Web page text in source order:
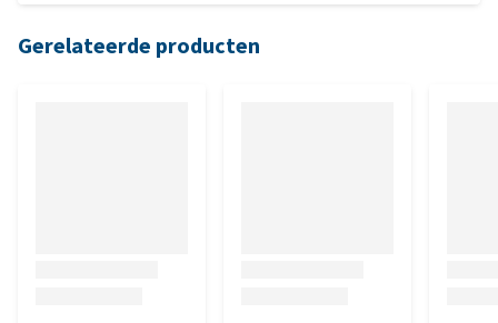
Gerelateerde producten